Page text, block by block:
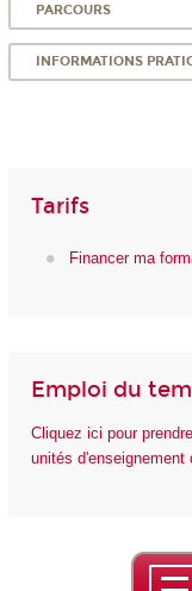
PARCOURS
INFORMATIONS
Tarifs
Financer ma
Emploi du
Cliquez ici pour
unités d'enseignement